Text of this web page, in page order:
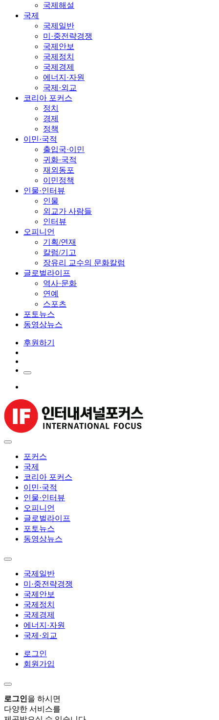
국제해설
국제
국제일반
미·중전략경쟁
국제안보
국제정치
국제경제
에너지·자원
국제·외교
코리아 포커스
정치
경제
정책
이민·국적
출입국·이민
귀화·국적
재외동포
이민정책
인물·인터뷰
인물
외교가 사람들
인터뷰
오피니언
기획/연재
칼럼/기고
장유리 교수의 문화칼럼
글로벌라이프
역사·문화
연예
스포츠
포토뉴스
동영상뉴스
후원하기
포커스
국제
코리아 포커스
이민·국적
인물·인터뷰
오피니언
글로벌라이프
포토뉴스
동영상뉴스
국제일반
미·중전략경쟁
국제안보
국제정치
국제경제
에너지·자원
국제·외교
로그인
회원가입
로그인을 하시면
다양한 서비스를